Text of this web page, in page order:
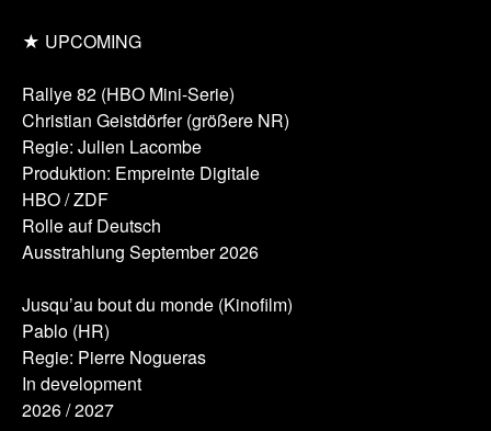
★ UPCOMING
Rallye 82 (HBO Mini-Serie)
Christian Geistdörfer (größere NR)
Regie: Julien Lacombe
Produktion: Empreinte Digitale
HBO / ZDF
Rolle auf Deutsch
Ausstrahlung September 2026
Jusqu’au bout du monde (Kinofilm)
Pablo (HR)
Regie: Pierre Nogueras
In development
2026 / 2027